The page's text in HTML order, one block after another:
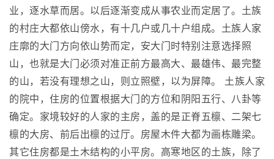
业，逐水草而居。以后逐渐变成从事农业而定居了。土族
的村庄大都依山傍水，有十几户或几十户组成。土族人家
庄廓的大门方向依山势而定，安大门时特别注意选择照
山，也就是大门必须对准正前方最高大、最雄伟、最完整
的山，若没有理想之山，则立照壁，以为屏障。 土族人家
的院中，住房的位置根据大门的方位和阴阳五行、八卦等
确定。家境较好的人家的主房，盖的是正脊五檩、二架七
檩的大房、前后出檩的过厅。房屋木件大都为画栋雕梁。
其它住房都是土木结构的小平房。高寒地区的土族，除了